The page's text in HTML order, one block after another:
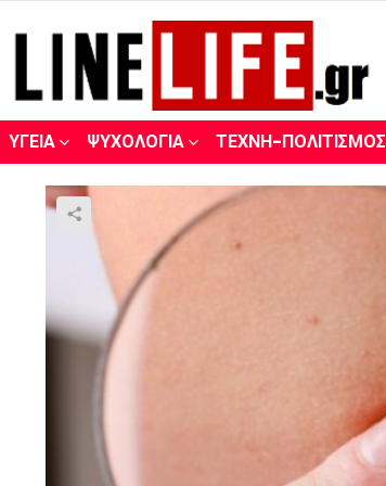
ΥΓΕΊΑ ΨΥΧΟΛΟΓΊΑ ΤΈΧΝΗ-ΠΟΛΙΤΙΣΜΌΣ